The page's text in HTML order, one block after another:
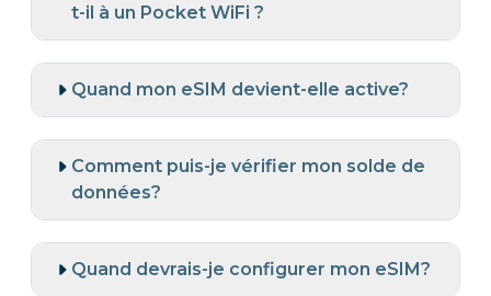
t-il à un Pocket WiFi ?
Quand mon eSIM devient-elle active?
Comment puis-je vérifier mon solde de
données?
Quand devrais-je configurer mon eSIM?